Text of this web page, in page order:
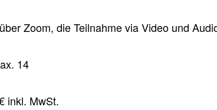
Zoom, die Teilnahme via Video und
14
inkl. MwSt.